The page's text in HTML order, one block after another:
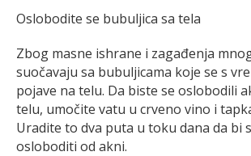
Oslobodite se bubuljica sa tela
Zbog masne ishrane i zagađenja
suočavaju sa bubuljicama koje se s
pojave na telu. Da biste se oslobodili
telu, umočite vatu u crveno vino i
Uradite to dva puta u toku dana da bi
osloboditi od akni.